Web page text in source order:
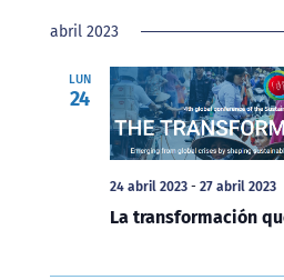
abril 2023
LUN
24
24 abril 2023- 27 abril 2023
La transformación